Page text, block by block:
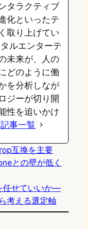
タラクティブ
化といったテ
取り上げてい
ルエンターテ
未来が、人の
どのように働
を分析しなが
ジーが切り開
性を追いかけ
記事一覧
互換を主要
との壁が低く
任せていいか—
考える選定軸